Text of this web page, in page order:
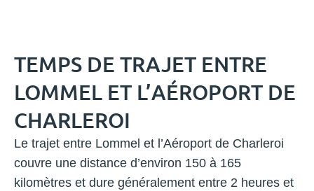
TEMPS DE TRAJET ENTRE
LOMMEL ET L’AÉROPORT DE
CHARLEROI
Le trajet entre Lommel et l’Aéroport de Charleroi
couvre une distance d’environ 150 à 165
kilomètres et dure généralement entre 2 heures et